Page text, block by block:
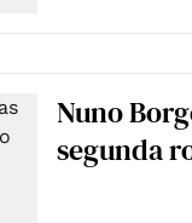
Nuno
segunda